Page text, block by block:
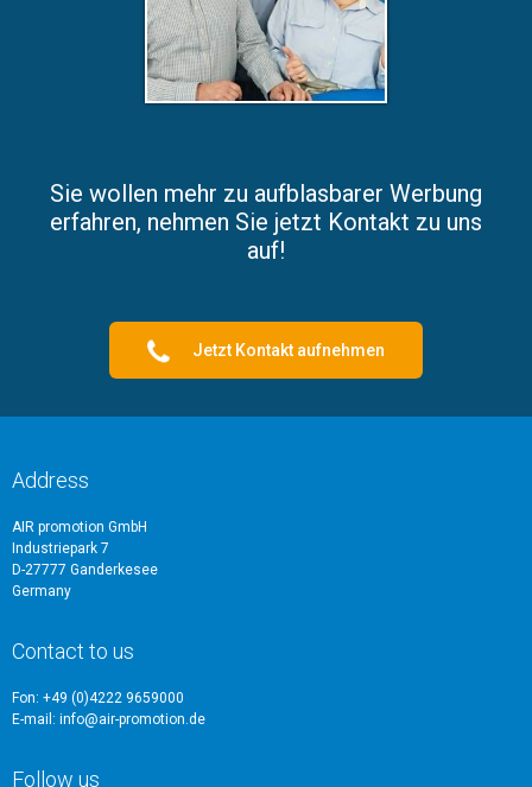
Sie wollen mehr zu aufblasbarer Werbung
erfahren, nehmen Sie jetzt Kontakt zu uns
auf!
Jetzt Kontakt aufnehmen
Address
AIR promotion GmbH
Industriepark 7
D-27777 Ganderkesee
Germany
Contact to us
Fon: +49 (0)4222 9659000
E-mail: info@air-promotion.de
Follow us